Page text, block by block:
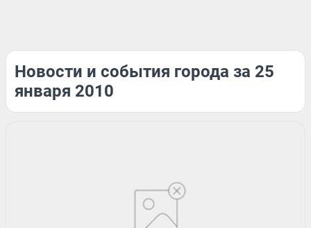
Новости и события города за 25
января 2010